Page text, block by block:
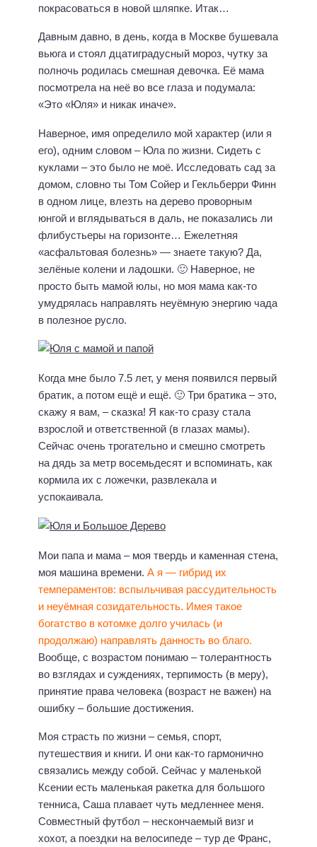
покрасоваться в новой шляпке. Итак…
Давным давно, в день, когда в Москве бушевала
вьюга и стоял дцатиградусный мороз, чутку за
полночь родилась смешная девочка. Её мама
посмотрела на неё во все глаза и подумала:
«Это «Юля» и никак иначе».
Наверное, имя определило мой характер (или я
его), одним словом – Юла по жизни. Сидеть с
куклами – это было не моё. Исследовать сад за
домом, словно ты Том Сойер и Гекльберри Финн
в одном лице, влезть на дерево проворным
юнгой и вглядываться в даль, не показались ли
флибустьеры на горизонте… Ежелетняя
«асфальтовая болезнь» — знаете такую? Да,
зелёные колени и ладошки. 🙂 Наверное, не
просто быть мамой юлы, но моя мама как-то
умудрялась направлять неуёмную энергию чада
в полезное русло.
Когда мне было 7.5 лет, у меня появился первый
братик, а потом ещё и ещё. 🙂 Три братика – это,
скажу я вам, – сказка! Я как-то сразу стала
взрослой и ответственной (в глазах мамы).
Сейчас очень трогательно и смешно смотреть
на дядь за метр восемьдесят и вспоминать, как
кормила их с ложечки, развлекала и
успокаивала.
Мои папа и мама – моя твердь и каменная стена,
моя машина времени. А я — гибрид их
темпераментов: вспыльчивая рассудительность
и неуёмная созидательность. Имея такое
богатство в котомке долго училась (и
продолжаю) направлять данность во благо.
Вообще, с возрастом понимаю – толерантность
во взглядах и суждениях, терпимость (в меру),
принятие права человека (возраст не важен) на
ошибку – большие достижения.
Моя страсть по жизни – семья, спорт,
путешествия и книги. И они как-то гармонично
связались между собой. Сейчас у маленькой
Ксении есть маленькая ракетка для большого
тенниса, Саша плавает чуть медленнее меня.
Совместный футбол – нескончаемый визг и
хохот, а поездки на велосипеде – тур де Франс,